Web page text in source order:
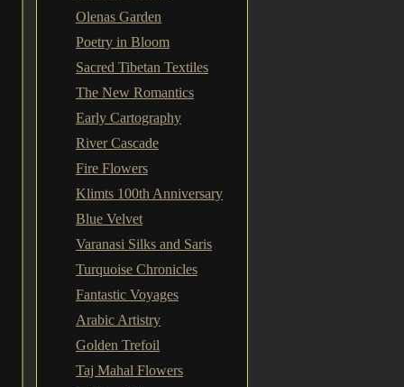
Olenas Garden
Poetry in Bloom
Sacred Tibetan Textiles
The New Romantics
Early Cartography
River Cascade
Fire Flowers
Klimts 100th Anniversary
Blue Velvet
Varanasi Silks and Saris
Turquoise Chronicles
Fantastic Voyages
Arabic Artistry
Golden Trefoil
Taj Mahal Flowers